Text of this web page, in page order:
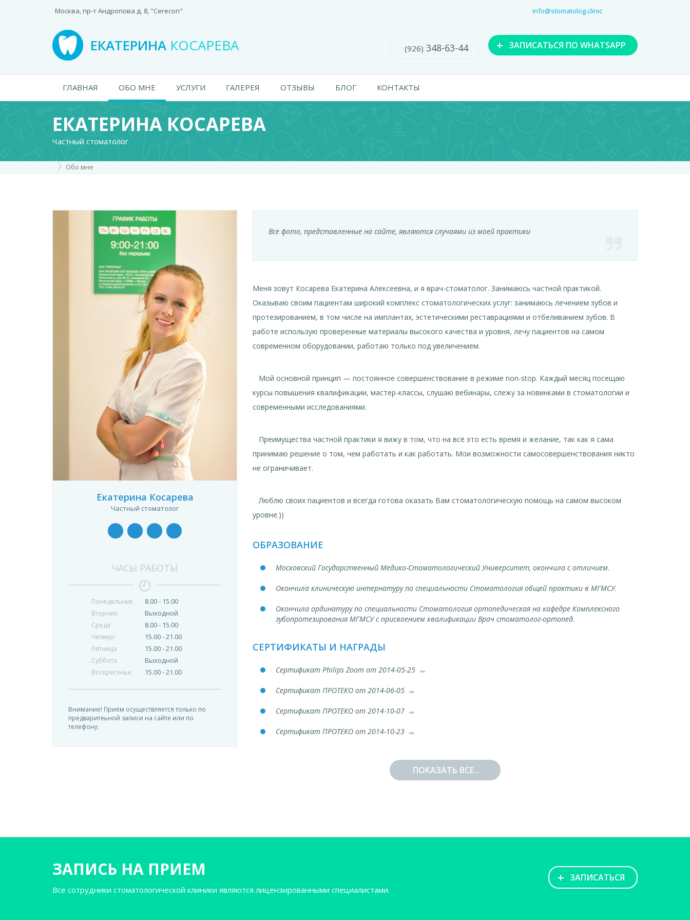
Москва, пр-т Андропова д. 8, "Cerecon" info@stomatolog.clinic
ЕКАТЕРИНА КОСАРЕВА + ЗАПИСАТЬСЯ ПО WHATSAPP
(926) 348-63-44
ГЛАВНАЯ ОБО МНЕ УСЛУГИ ГАЛЕРЕЯ ОТЗЫВЫ БЛОГ КОНТАКТЫ
ЕКАТЕРИНА КОСАРЕВА
Частный стоматолог
Обо мне
Екатерина Косарева
Частный стоматолог
ЧАСЫ РАБОТЫ
Понедельник
Вторник
Среда
Четверг
Пятница
Суббота
Воскресенье
8.00 - 15.00
Выходной
8.00 - 15.00
15.00 - 21.00
15.00 - 21.00
Выходной
15.00 - 21.00
Внимание! Приём осуществляется только по
предваритеьной записи на сайте или по
телефону.
Все фото, представленные на сайте, являются случаями из моей практики
Меня зовут Косарева Екатерина Алексеевна, и я врач-стоматолог. Занимаюсь частной практикой.
Оказываю своим пациентам широкий комплекс стоматологических услуг: занимаюсь лечением зубов и
протезированием, в том числе на имплантах, эстетическими реставрациями и отбеливанием зубов. В
работе использую проверенные материалы высокого качества и уровня, лечу пациентов на самом
современном оборудовании, работаю только под увеличением.
Мой основной принцип — постоянное совершенствование в режиме non-stop. Каждый месяц посещаю
курсы повышения квалификации, мастер-классы, слушаю вебинары, слежу за новинками в стоматологии и
современными исследованиями.
Преимущества частной практики я вижу в том, что на всё это есть время и желание, так как я сама
принимаю решение о том, чем работать и как работать. Мои возможности самосовершенствования никто
не ограничивает.
Люблю своих пациентов и всегда готова оказать Вам стоматологическую помощь на самом высоком
уровне.))
ОБРАЗОВАНИЕ
Московский Государственный Медико-Стоматологический Университет, окончила с отличием.
Окончила клиническую интернатуру по специальности Стоматология общей практики в МГМСУ.
Окончила ординатуру по специальности Стоматология ортопедическая на кафедре Комплексного
зубопротезирования МГМСУ с присвоением квалификации Врач стоматолог-ортопед.
СЕРТИФИКАТЫ И НАГРАДЫ
Сертификат Philips Zoom от 2014-05-25
Сертификат ПРОТЕКО от 2014-06-05
Сертификат ПРОТЕКО от 2014-10-07
Сертификат ПРОТЕКО от 2014-10-23
Сертификат ГЕОСОФТ ДЕНТ от 2014-12-12
Сертификат S.T.I.Dent от 2016-07-07
ПОКАЗАТЬ ВСЕ...
ЗАПИСЬ НА ПРИЕМ
Все сотрудники стоматологической клиники являются лицензированными специалистами.
+ ЗАПИСАТЬСЯ